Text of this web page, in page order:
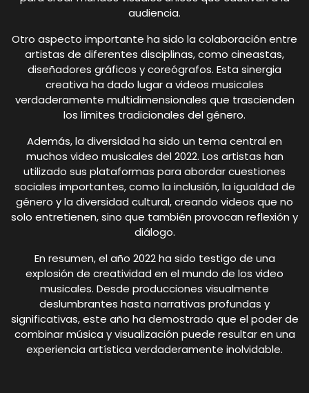
audiencia.
Otro aspecto importante ha sido la colaboración entre
artistas de diferentes disciplinas, como cineastas,
diseñadores gráficos y coreógrafos. Esta sinergia
creativa ha dado lugar a videos musicales
verdaderamente multidimensionales que trascienden
los límites tradicionales del género.
Además, la diversidad ha sido un tema central en
muchos video musicales del 2022. Los artistas han
utilizado sus plataformas para abordar cuestiones
sociales importantes, como la inclusión, la igualdad de
género y la diversidad cultural, creando videos que no
solo entretienen, sino que también provocan reflexión y
diálogo.
En resumen, el año 2022 ha sido testigo de una
explosión de creatividad en el mundo de los video
musicales. Desde producciones visualmente
deslumbrantes hasta narrativas profundas y
significativas, este año ha demostrado que el poder de
combinar música y visualización puede resultar en una
experiencia artística verdaderamente inolvidable.